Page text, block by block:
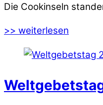
Die Cookinseln
>> weiterlesen